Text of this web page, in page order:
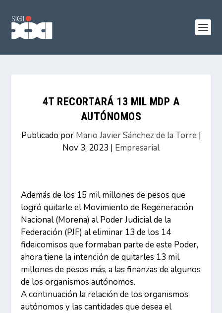
4T RECORTARÁ 13 MIL MDP A
AUTÓNOMOS
Publicado por Mario Javier Sánchez de la Torre |
Nov 3, 2023 | Empresarial
Además de los 15 mil millones de pesos que
logró quitarle el Movimiento de Regeneración
Nacional (Morena) al Poder Judicial de la
Federación (PJF) al eliminar 13 de los 14
fideicomisos que formaban parte de este Poder,
ahora tiene la intención de quitarles 13 mil
millones de pesos más, a las finanzas de algunos
de los organismos autónomos.
A continuación la relación de los organismos
autónomos y las cantidades que desea el